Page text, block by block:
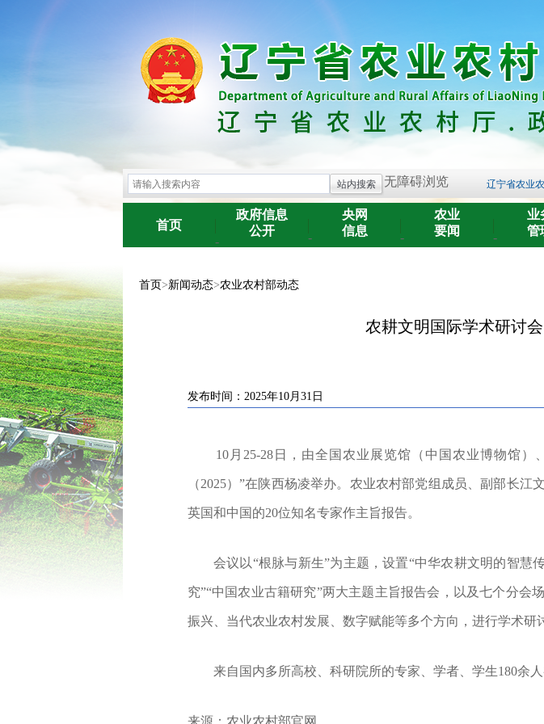
关于开展《
[朝阳]凌源市
[朝阳]北票
[朝阳]喀喇
辽宁省农业
2025年辽宁
2025年辽宁
2025年农产
[朝阳]凌源市
2025年农产
关于开展
[朝阳]北票市
[朝阳]喀喇
2025年辽宁
2025年农产
无障碍浏览
首页
-
政府信息
公开
-
央网
信息
-
农业
要闻
-
业
管
首页>新闻动态>农业农村部动态
农耕文明国际学术研讨
发布时间：2025年10月31日
10月25-28日，由全国农业展览馆（中国农业博物馆）
（2025）”在陕西杨凌举办。农业农村部党组成员、副部长
英国和中国的20位知名专家作主旨报告。
会议以“根脉与新生”为主题，设置“中华农耕文明的智慧
究”“中国农业古籍研究”两大主题主旨报告会，以及七个分
振兴、当代农业农村发展、数字赋能等多个方向，进行学术研
来自国内多所高校、科研院所的专家、学者、学生180余人
来源：农业农村部官网